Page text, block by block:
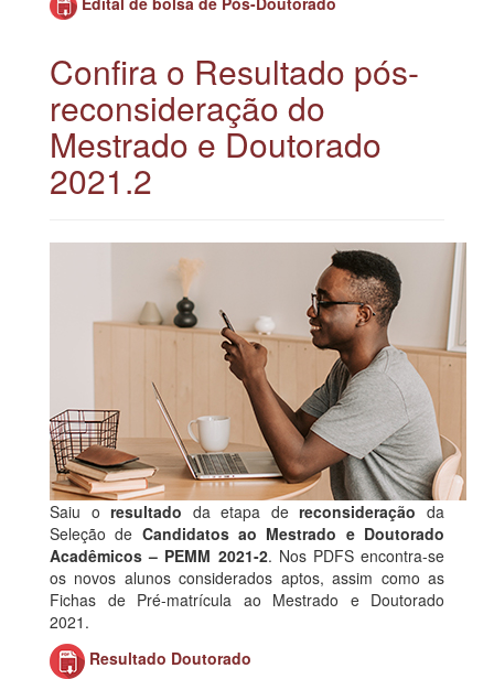
Confira o Resultado pós-
reconsideração do
Mestrado e Doutorado
2021.2
Saiu o resultado da etapa dereconsideração da
Seleção de Candidatos ao Mestrado e Doutorado
Acadêmicos – PEMM 2021-2. Nos PDFS encontra-se
os novos alunos considerados aptos, assim como as
Fichas de Pré-matrícula ao Mestrado e Doutorado
2021.
Resultado Doutorado